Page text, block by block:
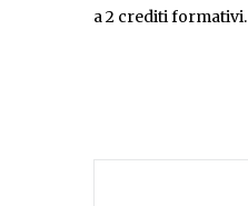
a 2 crediti formativi.